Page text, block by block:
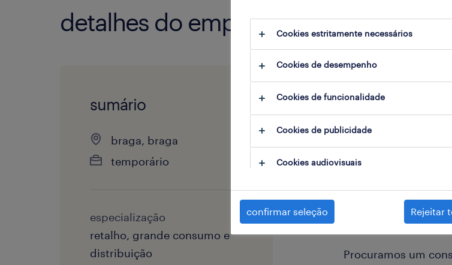
detalhes do emprego
sumário
braga, braga
temporário
especialização
retalho, grande consumo e
distribuição
Serás um
clientes em
não é apenas
relação de
a transformar as
Procuramos um
Cookies estritamente necessários
Cookies de desempenho
Cookies de funcionalidade
Cookies de publicidade
Cookies audiovisuais
confirmar seleção Rejeitar